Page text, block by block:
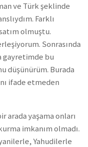
ve Türk şeklinde
Farklı
olmuştu.
Sonrasında
gayretimde bu
düşünürüm. Burada
ifade etmeden
arada yaşama onları
imkanım olmadı.
Yahudilerle